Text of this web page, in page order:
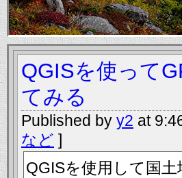
QGISを使って
てみる
Published by y2 at
など ]
QGISを使用して国